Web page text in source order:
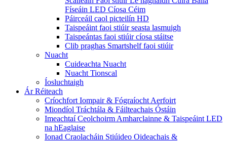
Físeáin LED Cíosa Céim
Páirceáil caol picteilín HD
Taispeáint faoi stiúir seasta lasmuigh
Taispeántas faoi stiúir cíosa stáitse
Clib praghas Smartshelf faoi stiúir
Nuacht
Cuideachta Nuacht
Nuacht Tionscal
Íosluchtaigh
Ár Réiteach
Críochfort Iompair & Fógraíocht Aerfoirt
Miondíol Tráchtála & Fáilteachais Óstáin
Imeachtaí Ceolchoirm Amharclainne & Taispeáint LED
na hEaglaise
Ionad Craolacháin Stiúideo Oideachais &